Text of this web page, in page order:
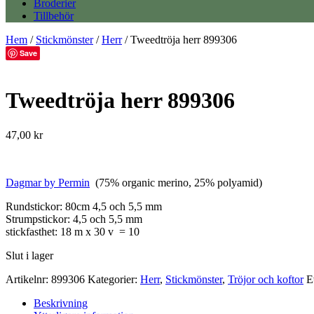
Broderier
Tillbehör
Hem / Stickmönster/Herr/ Tweedtröja herr 899306
Save
Tweedtröja herr 899306
47,00 kr
Dagmar by Permin (75% organic merino, 25% polyamid)
Rundstickor: 80cm 4,5 och 5,5 mm
Strumpstickor: 4,5 och 5,5 mm
stickfasthet: 18 m x 30 v = 10
Slut i lager
Artikelnr: 899306 Kategorier: Herr, Stickmönster, Tröjor och koftor
Beskrivning